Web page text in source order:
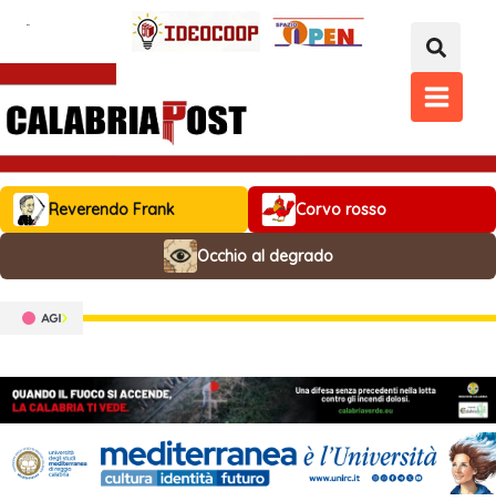
contenuto
MAIN
MENU
Reverendo Frank Corvo rosso
Occhio al degrado